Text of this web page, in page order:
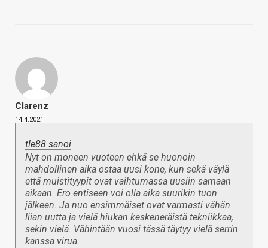
Clarenz
14.4.2021
tle88 sanoi
Nyt on moneen vuoteen ehkä se huonoin
mahdollinen aika ostaa uusi kone, kun sekä väylä
että muistityypit ovat vaihtumassa uusiin samaan
aikaan. Ero entiseen voi olla aika suurikin tuon
jälkeen. Ja nuo ensimmäiset ovat varmasti vähän
liian uutta ja vielä hiukan keskeneräistä tekniikkaa,
sekin vielä. Vähintään vuosi tässä täytyy vielä serrin
kanssa virua.